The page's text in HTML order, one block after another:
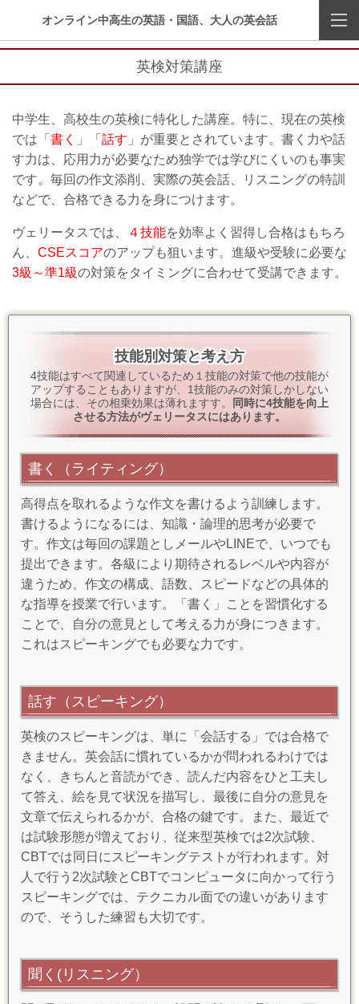
オンライン中高生の英語・国語、大人の英会話
英検対策講座
中学生、高校生の英検に特化した講座。特に、現在の英検
では「 書く 」「 話す 」が重要とされています。書く力や話
す力は、応用力が必要なため独学では学びにくいのも事実
です。毎回の作文添削、実際の英会話、リスニングの特訓
などで、合格できる力を身につけます。
ヴェリータスでは、 ４技能を効率よく習得し合格はもちろ
ん、 CSEスコアのアップも狙います。進級や受験に必要な
3級～準1級の対策をタイミングに合わせて受講できます。
技能別対策と考え方
4技能はすべて関連しているため１技能の対策で他の技能が
アップすることもありますが、1技能のみの対策しかしない
場合には、その相乗効果は薄れますす。
同時に4技能を向上
させる方法がヴェリータスにはあります。
書く（ライティング）
高得点を取れるような作文を書けるよう訓練します。
書けるようになるには、知識・論理的思考が必要で
す。作文は毎回の課題としメールやLINEで、いつでも
提出できます。各級により期待されるレベルや内容が
違うため、作文の構成、語数、スピードなどの具体的
な指導を授業で行います。「書く」ことを習慣化する
ことで、自分の意見として考える力が身につきます。
これはスピーキングでも必要な力です。
話す（スピーキング）
英検のスピーキングは、単に「会話する」では合格で
きません。英会話に慣れているかが問われるわけでは
なく、きちんと音読ができ、読んだ内容をひと工夫し
て答え、絵を見て状況を描写し、最後に自分の意見を
文章で伝えられるかが、合格の鍵です。また、最近で
は試験形態が増えており、従来型英検では2次試験、
CBTでは同日にスピーキングテストが行われます。対
人で行う2次試験とCBTでコンピュータに向かって行う
スピーキングでは、テクニカル面での違いがあります
ので、そうした練習も大切です。
聞く(リスニング）